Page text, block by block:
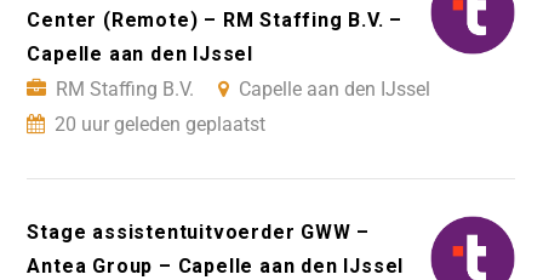
Center (Remote) – RM Staffing B.V. –
Capelle aan den IJssel
RM Staffing B.V.
Capelle aan den IJssel
20 uur geleden geplaatst
Stage assistentuitvoerder GWW –
Antea Group – Capelle aan den IJssel